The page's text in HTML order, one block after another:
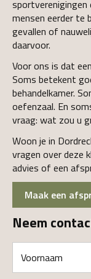
sportverenigingen
mensen eerder te
gevallen of
daarvoor.
Voor ons is dat
Soms betekent
behandelkamer.
oefenzaal. En
vraag: wat zou u
Woon je in
vragen over deze
advies of een
Maak een
Neem